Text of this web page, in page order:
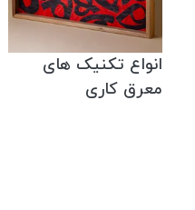
انواع تکنیک های
معرق کاری